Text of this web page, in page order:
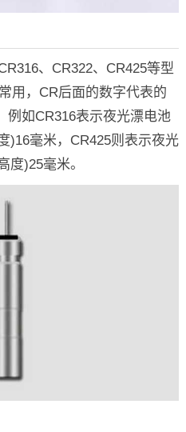
、CR322、CR425等型
用，CR后面的数字代表的
例如CR316表示夜光漂电池
)16毫米，CR425则表示夜光
度)25毫米。